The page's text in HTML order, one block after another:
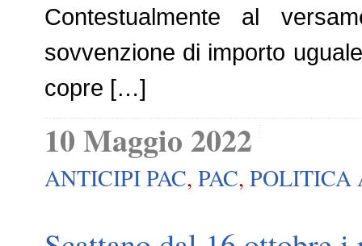
Contestualmente al
sovvenzione di importo
copre […]
10 Maggio 2022
ANTICIPI PAC, PAC, POLITICA